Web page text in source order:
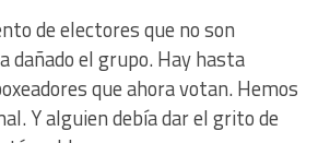
de electores que no son
dañado el grupo. Hay hasta
que ahora votan. Hemos
Y alguien debía dar el grito de